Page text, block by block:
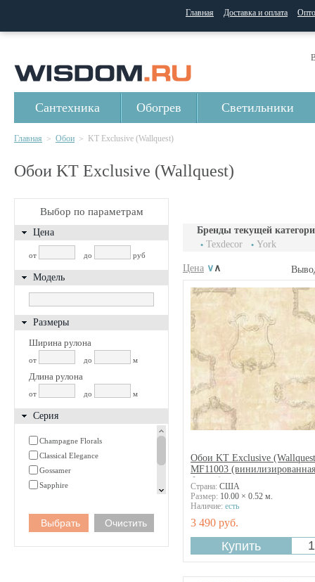
Главная Доставка и оплата
Сантехника Обогрев Светильники
Главная > Обои > KT Exclusive (Wallquest)
Обои KT Exclusive (Wallquest)
Выбор по параметрам
Цена
от до руб
Модель
Размеры
Ширина рулона
от до м
Длина рулона
от до м
Серия
Champagne Florals
Classical Elegance
Gossamer
Sapphire
Villa d'Este
Watercolor Florals
Бренды текущей
Texdecor
York
Цена ∨ ∧
Обои KT Exclusive
MF11003 (винилизированная
бумага)
Страна: США
Размер: 10.00 × 0.52 м.
Наличие: есть
3 490 руб.